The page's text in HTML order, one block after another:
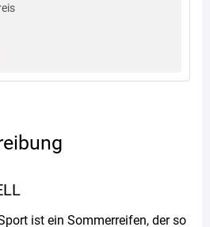
ist ein Sommerreifen, der so